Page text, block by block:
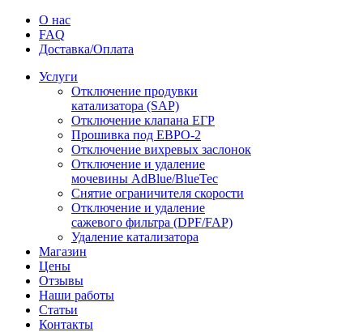
О нас
FAQ
Доставка/Оплата
Услуги
Отключение продувки
катализатора (SAP)
Отключение клапана ЕГР
Прошивка под ЕВРО-2
Отключение вихревых заслонок
Отключение и удаление
мочевины AdBlue/BlueTec
Снятие ограничителя скорости
Отключение и удаление
сажевого фильтра (DPF/FAP)
Удаление катализатора
Магазин
Цены
Отзывы
Наши работы
Статьи
Контакты